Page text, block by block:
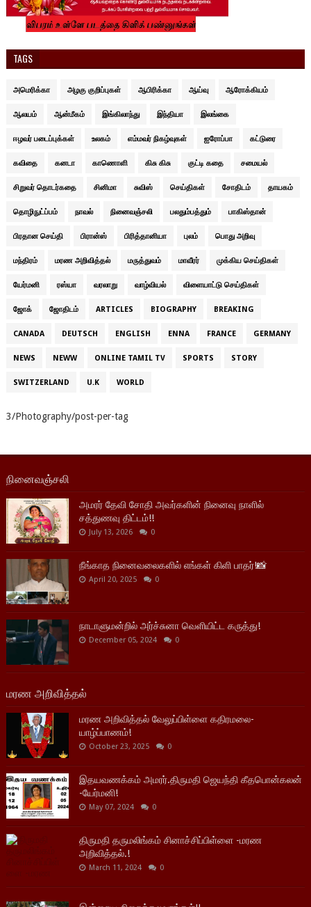
TAGS
அமெரிக்கா அழகு குறிப்புகள் ஆபிரிக்கா ஆய்வு ஆரோக்கியம்
ஆலயம் ஆன்மீகம் இங்கிலாந்து இந்தியா இலங்கை
ஈழவர் படைப்புக்கள் உலகம் எம்மவர் நிகழ்வுகள் ஐரோப்பா கட்டுரை
கவிதை கனடா காணொளி கிசு கிசு குட்டி கதை சமையல்
சிறுவர் தொடர்கதை சினிமா சுவிஸ் செய்திகள் சோதிடம் தாயகம்
தொழிநுட்ப்பம் நாவல் நினைவஞ்சலி பலதும்பத்தும் பாகிஸ்தான்
பிரதான செய்தி பிரான்ஸ் பிரித்தானியா புலம் பொது அறிவு
மந்திரம் மரண அறிவித்தல் மருத்துவம் மாவீரர் முக்கிய செய்திகள்
யேர்மனி ரஸ்யா வரலாறு வாழ்வியல் விளையாட்டு செய்திகள்
ஜோக் ஜோதிடம் ARTICLES BIOGRAPHY BREAKING
CANADA DEUTSCH ENGLISH ENNA FRANCE GERMANY
NEWS NEWW ONLINE TAMIL TV SPORTS STORY
SWITZERLAND U.K WORLD
3/Photography/post-per-tag
நினைவஞ்சலி
அமரர் தேவி சோதி அவர்களின் நினைவு நாளில்
சத்துணவு திட்டம்!!
July 13, 2026 0
நீங்காத நினைவலைகளில் எங்கள் கிளி பாதர்!📸
April 20, 2025 0
நாடாளுமன்றில் அர்ச்சுனா வெளியிட்ட கருத்து!
December 05, 2024 0
மரண அறிவித்தல்
மரண அறிவித்தல் வேலுப்பிள்ளை கதிரமலை-
யாழ்ப்பாணம்!
October 23, 2025 0
இதயவணக்கம் அமரர்.திருமதி ஜெயந்தி கீதபொன்கலன்
-யேர்மனி!
May 07, 2024 0
திருமதி தருமலிங்கம் சினாச்சிப்பிள்ளை -மரண
அறிவித்தல்.!
March 11, 2024 0